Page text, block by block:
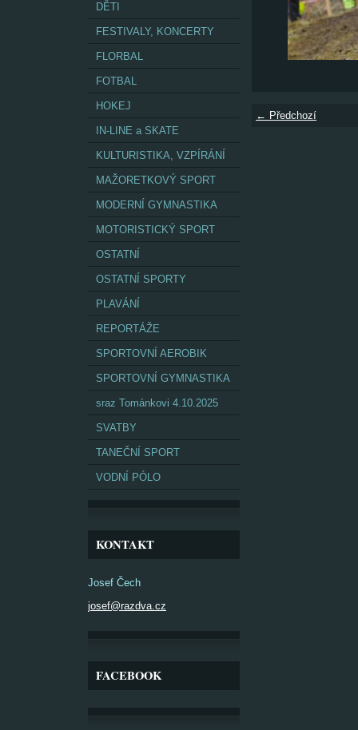
DĚTI
FESTIVALY, KONCERTY
FLORBAL
FOTBAL
HOKEJ
IN-LINE a SKATE
KULTURISTIKA, VZPÍRÁNÍ
MAŽORETKOVÝ SPORT
MODERNÍ GYMNASTIKA
MOTORISTICKÝ SPORT
OSTATNÍ
OSTATNÍ SPORTY
PLAVÁNÍ
REPORTÁŽE
SPORTOVNÍ AEROBIK
SPORTOVNÍ GYMNASTIKA
sraz Tománkovi 4.10.2025
SVATBY
TANEČNÍ SPORT
VODNÍ PÓLO
KONTAKT
Josef Čech
josef@razdva.cz
FACEBOOK
← Předchozí